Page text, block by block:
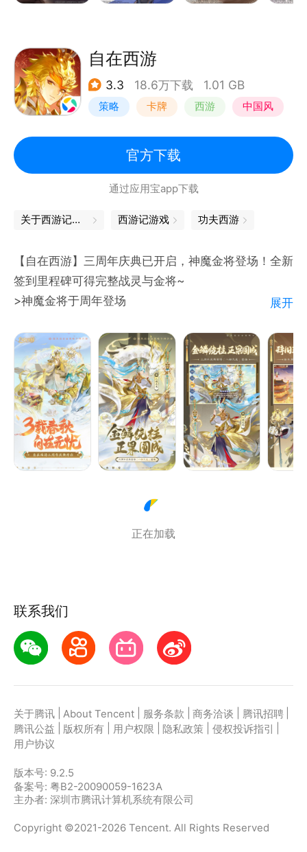
炫彩涂装均采用最高端的光能涂漆，使载具能在休闲行
驶模式下长时间保持能量充盈。
④玩法更新----武器大师赛
文明、湖底遗迹、鲲鹏栖息之地，感受上古时第一大泽
的古朴文明风光。
自在西游
3.3 18.6万下载 1.01 GB
策略 卡牌 西游 中国风
官方下载
通过应用宝app下载
关于西游记的游戏 西游记游戏 功夫西游
【自在西游】三周年庆典已开启，神魔金将登场！全新
签到里程碑可得完整战灵与金将~
>神魔金将于周年登场
三界，就等与您联手啦！
>三周年庆典福利满满
首日即送周年限定主城装扮，每日签到领取道具好礼，
幸运锦鲤还可获赠完整金将！
>累计签到得战灵金将
每日签到正式更新里程碑系统，完成目标可入手完整战
灵、金将等珍稀奖励~
自在服准时开启，入驻领取超多豪礼！首日签到可得八
拿~
展开
正在加载
联系我们
关于腾讯 About Tencent 服务条款 商务洽谈 腾讯招聘
腾讯公益
版权所有 用户权限 隐私政策 侵权投诉指引
用户协议
版本号: 9.2.5
备案号: 粤B2-20090059-1623A
主办者: 深圳市腾讯计算机系统有限公司
Copyright ©2021-2026 Tencent. All Rights Reserved